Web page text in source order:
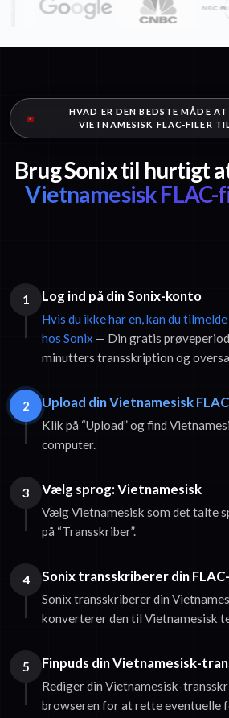
HVAD ER DEN BEDSTE MÅDE
VIETNAMESISK FLAC-FILER
Brug Sonix til hurtigt
Vietnamesisk
1 Log ind på din Sonix-konto
Hvis du ikke har en, kan du
hos Sonix — Din gratis
minutters transskription og
2 Upload din Vietnamesisk
Klik på “Upload” og find
computer.
3 Vælg sprog: Vietnamesisk
Vælg Vietnamesisk som det talte
på “Transskriber”.
4 Sonix transskriberer din
Sonix transskriberer din
konverterer den til Vietnamesisk
5 Finpuds din Vietnamesisk-
Rediger din Vietnamesisk-
browseren for at rette eventuelle